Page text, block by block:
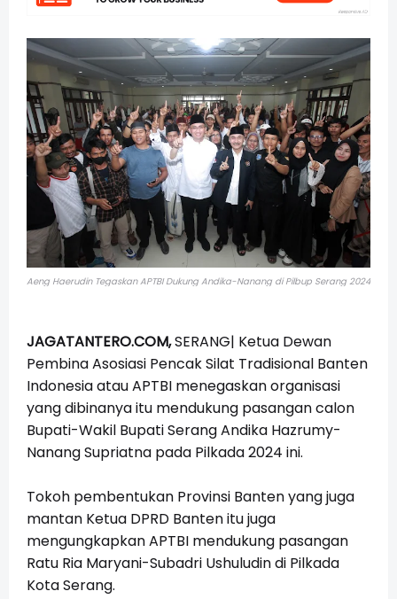
Aeng Haerudin Tegaskan APTBI Dukung Andika-Nanang di Pilbup Serang 2024
JAGATANTERO.COM,SERANG| Ketua Dewan
Pembina Asosiasi Pencak Silat Tradisional Banten
Indonesia atau APTBI menegaskan organisasi
yang dibinanya itu mendukung pasangan calon
Bupati-Wakil Bupati Serang Andika Hazrumy-
Nanang Supriatna pada Pilkada 2024 ini.
Tokoh pembentukan Provinsi Banten yang juga
mantan Ketua DPRD Banten itu juga
mengungkapkan APTBI mendukung pasangan
Ratu Ria Maryani-Subadri Ushuludin di Pilkada
Kota Serang.